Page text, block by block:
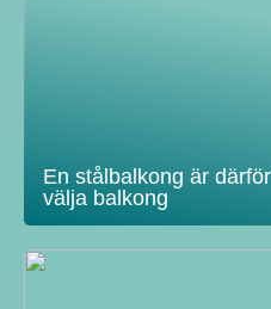
En stålbalkong är
välja balkong